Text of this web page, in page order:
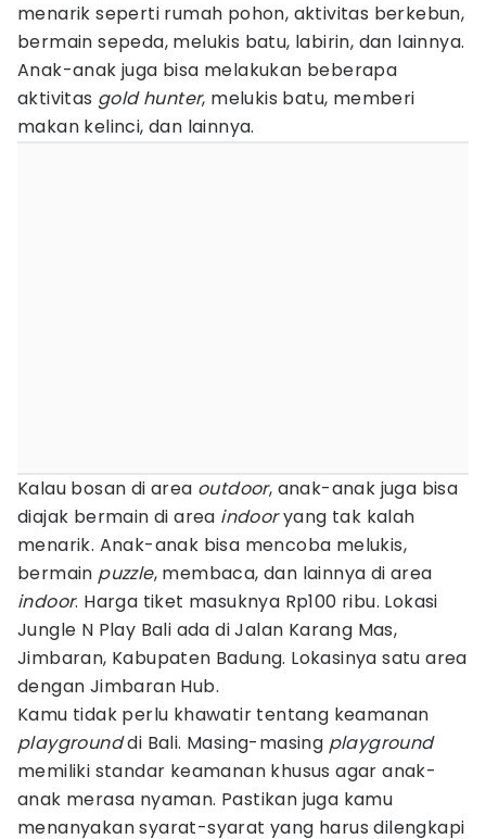
menarik seperti rumah pohon, aktivitas berkebun,
bermain sepeda, melukis batu, labirin, dan lainnya.
Anak-anak juga bisa melakukan beberapa
aktivitas gold hunter, melukis batu, memberi
makan kelinci, dan lainnya.
Kalau bosan di area outdoor, anak-anak juga bisa
diajak bermain di area indooryang tak kalah
menarik. Anak-anak bisa mencoba melukis,
bermain puzzle, membaca, dan lainnya di area
indoor. Harga tiket masuknya Rp100 ribu. Lokasi
Jungle N Play Bali ada di Jalan Karang Mas,
Jimbaran, Kabupaten Badung. Lokasinya satu area
dengan Jimbaran Hub.
Kamu tidak perlu khawatir tentang keamanan
playgrounddi Bali. Masing-masing playground
memiliki standar keamanan khusus agar anak-
anak merasa nyaman. Pastikan juga kamu
menanyakan syarat-syarat yang harus dilengkapi